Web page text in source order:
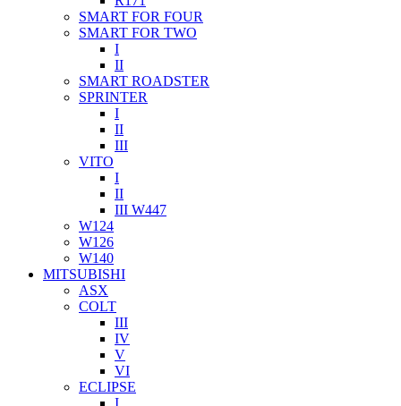
SMART FOR FOUR
SMART FOR TWO
I
II
SMART ROADSTER
SPRINTER
I
II
III
VITO
I
II
III W447
W124
W126
W140
MITSUBISHI
ASX
COLT
III
IV
V
VI
ECLIPSE
I